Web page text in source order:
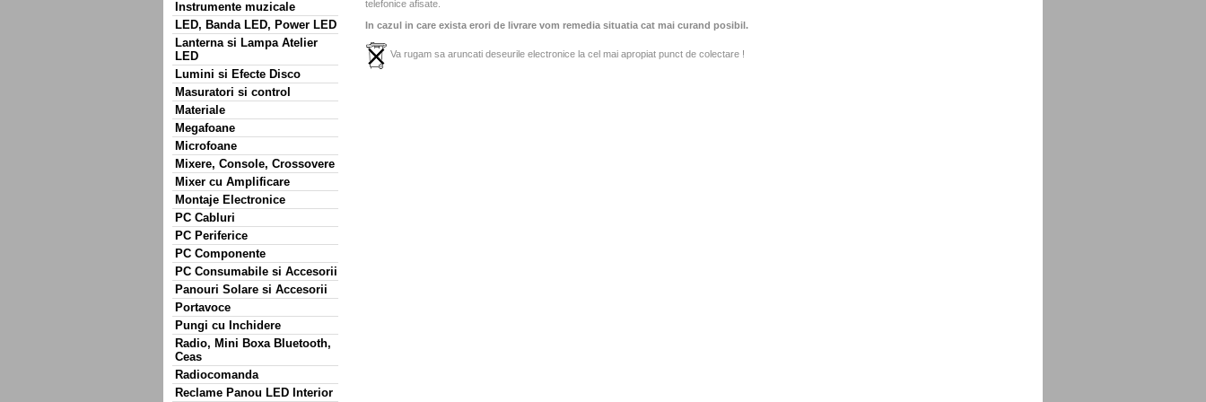
Instrumente muzicale
LED, Banda LED, Power LED
Lanterna si Lampa Atelier
LED
Lumini si Efecte Disco
Masuratori si control
Materiale
Megafoane
Microfoane
Mixere, Console, Crossovere
Mixer cu Amplificare
Montaje Electronice
PC Cabluri
PC Periferice
PC Componente
PC Consumabile si Accesorii
Panouri Solare si Accesorii
Portavoce
Pungi cu Inchidere
Radio, Mini Boxa Bluetooth,
Ceas
Radiocomanda
Reclame Panou LED Interior
telefonice afisate.
In cazul in care exista erori de livrare vom remedia situatia cat mai curand posibil.
Va rugam sa aruncati deseurile electronice la cel mai apropiat punct de colectare !